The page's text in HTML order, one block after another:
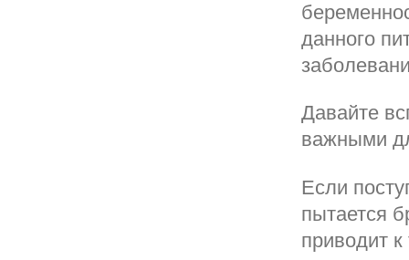
данного
Давайте
важными
Если
пытается
приводит